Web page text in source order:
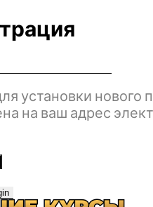
установки нового
​​на ваш адрес